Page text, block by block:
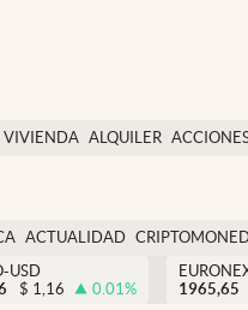
VIVIENDA ALQUILER
USA
ACTUALIDAD
USD
$ 1,16 0.01%
1965,65